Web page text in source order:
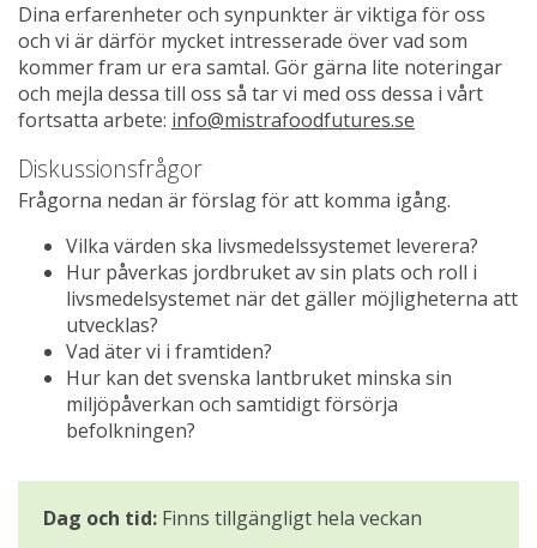
Dina erfarenheter och synpunkter är viktiga för oss
och vi är därför mycket intresserade över vad som
kommer fram ur era samtal. Gör gärna lite noteringar
och mejla dessa till oss så tar vi med oss dessa i vårt
fortsatta arbete: info@mistrafoodfutures.se
Diskussionsfrågor
Frågorna nedan är förslag för att komma igång.
Vilka värden ska livsmedelssystemet leverera?
Hur påverkas jordbruket av sin plats och roll i
livsmedelsystemet när det gäller möjligheterna att
utvecklas?
Vad äter vi i framtiden?
Hur kan det svenska lantbruket minska sin
miljöpåverkan och samtidigt försörja
befolkningen?
Dag och tid: Finns tillgängligt hela veckan